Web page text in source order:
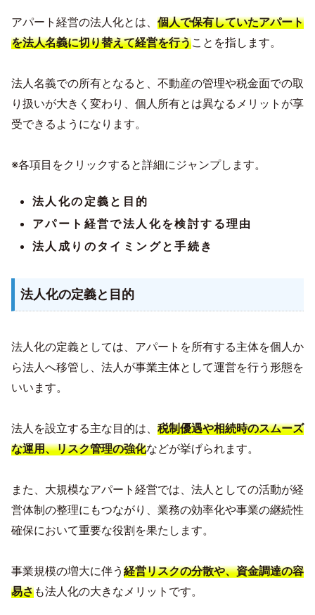
アパート経営の法人化とは、 個人で保有していたアパート
を法人名義に切り替えて経営を行うことを指します。
法人名義での所有となると、不動産の管理や税金面での取
り扱いが大きく変わり、個人所有とは異なるメリットが享
受できるようになります。
※各項目をクリックすると詳細にジャンプします。
法人化の定義と目的
アパート経営で法人化を検討する理由
法人成りのタイミングと手続き
法人化の定義と目的
法人化の定義としては、アパートを所有する主体を個人か
ら法人へ移管し、法人が事業主体として運営を行う形態を
いいます。
法人を設立する主な目的は、 税制優遇や相続時のスムーズ
な運用、リスク管理の強化などが挙げられます。
また、大規模なアパート経営では、法人としての活動が経
営体制の整理にもつながり、業務の効率化や事業の継続性
確保において重要な役割を果たします。
事業規模の増大に伴う 経営リスクの分散や、資金調達の容
易さも法人化の大きなメリットです。